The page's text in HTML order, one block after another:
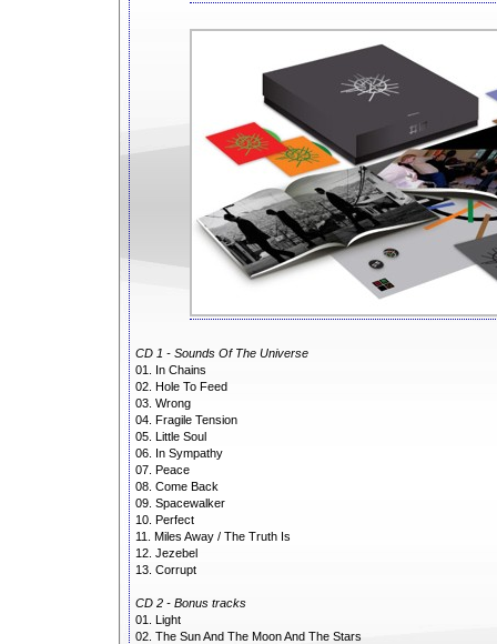
CD 1 - Sounds Of The Universe
01. In Chains
02. Hole To Feed
03. Wrong
04. Fragile Tension
05. Little Soul
06. In Sympathy
07. Peace
08. Come Back
09. Spacewalker
10. Perfect
11. Miles Away / The Truth Is
12. Jezebel
13. Corrupt
CD 2 - Bonus tracks
01. Light
02. The Sun And The Moon And The Stars